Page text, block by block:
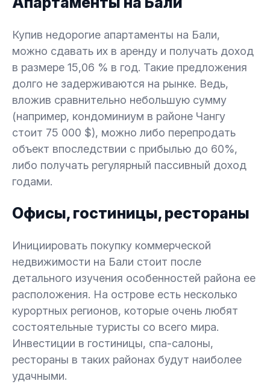
Купив недорогие апартаменты на Бали,
можно сдавать их в аренду и получать доход
в размере 15,06 % в год. Такие предложения
долго не задерживаются на рынке. Ведь,
вложив сравнительно небольшую сумму
(например, кондоминиум в районе Чангу
стоит 75 000 $), можно либо перепродать
объект впоследствии с прибылью до 60%,
либо получать регулярный пассивный доход
годами.
Офисы, гостиницы, рестораны
Инициировать покупку коммерческой
недвижимости на Бали стоит после
детального изучения особенностей района ее
расположения. На острове есть несколько
курортных регионов, которые очень любят
состоятельные туристы со всего мира.
Инвестиции в гостиницы, спа-салоны,
рестораны в таких районах будут наиболее
удачными.